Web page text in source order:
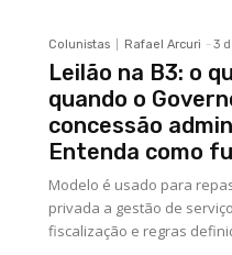
Colunistas Rafael Arcuri - 3
Leilão na B3: o
quando o
concessão
Entenda como
Modelo é usado para
privada a gestão de
fiscalização e regras